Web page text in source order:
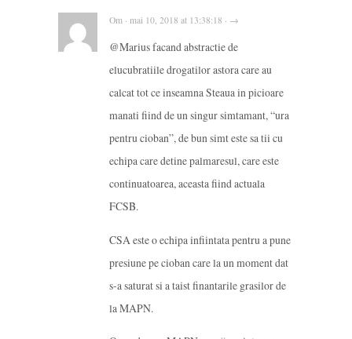
Om · mai 10, 2018 at 13:38:18 · →
@Marius facand abstractie de
elucubratiile drogatilor astora care au
calcat tot ce inseamna Steaua in picioare
manati fiind de un singur simtamant, “ura
pentru cioban”, de bun simt este sa tii cu
echipa care detine palmaresul, care este
continuatoarea, aceasta fiind actuala
FCSB.
CSA este o echipa infiintata pentru a pune
presiune pe cioban care la un moment dat
s-a saturat si a taist finantarile grasilor de
la MAPN.